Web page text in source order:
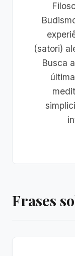
(satori)
Busca
Frases